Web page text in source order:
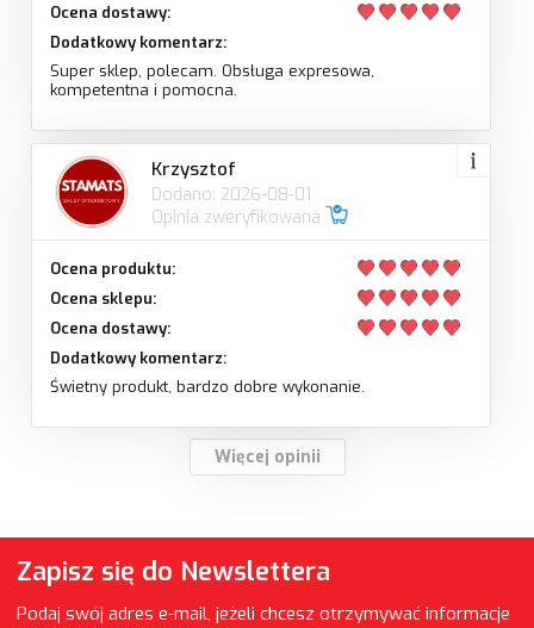
Ocena dostawy:
Dodatkowy komentarz:
Super sklep, polecam. Obsługa expresowa,
kompetentna i pomocna.
Krzysztof
Dodano: 2026-08-01
Opinia zweryfikowana
Ocena produktu:
Ocena sklepu:
Ocena dostawy:
Dodatkowy komentarz:
Świetny produkt, bardzo dobre wykonanie.
Więcej opinii
Zapisz się do Newslettera
Podaj swój adres e-mail, jeżeli chcesz otrzymywać informacje